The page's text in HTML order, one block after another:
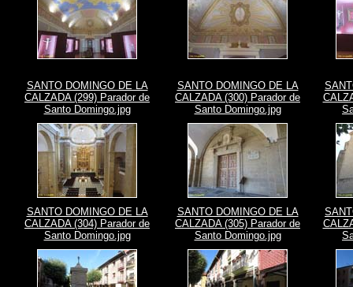
SANTO DOMINGO DE LA
CALZADA (299) Parador de
Santo Domingo.jpg
SANTO DOMINGO DE LA
CALZADA (300) Parador de
Santo Domingo.jpg
SANTO DOMINGO DE LA
CALZADA (304) Parador de
Santo Domingo.jpg
SANTO DOMINGO DE LA
CALZADA (305) Parador de
Santo Domingo.jpg